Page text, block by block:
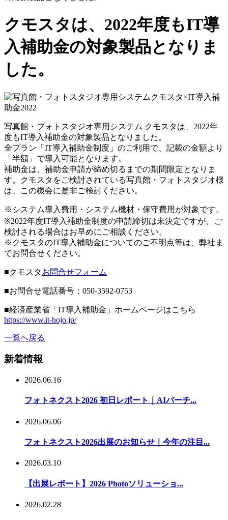
クモスタは、2022年度もIT導
入補助金の対象製品となりま
した。
写真館・フォトスタジオ専用システム クモスタは、2022年
度もIT導入補助金の対象製品となりました。
全プラン「IT導入補助金制度」のご利用で、記載の金額より
「半額」で導入可能となります。
補助金は、補助金申請が締め切るまでの期間限定となりま
す。クモスタをご検討されている写真館・フォトスタジオ様
は、この機会に是非ご検討ください。
※システム導入費用・システム機材・保守費用が対象です。
※2022年度IT導入補助金制度の申請締切は未決定ですが、ご
検討される場合はお早めにご相談ください。
※クモスタのIT導入補助金についてのご不明点等は、弊社ま
でお問合せください。
■クモスタお問合せフォーム
■お問合せ電話番号：050-3592-0753
■経済産業省「IT導入補助金」ホームページはこちら
https://www.it-hojo.jp/
一覧へ戻る
新着情報
2026.06.16
フォトネクスト2026 初日レポート｜AIバーチ...
2026.06.06
フォトネクスト2026出展のお知らせ｜今年の注目...
2026.03.10
【出展レポート】2026 Photoソリューショ...
2026.02.28